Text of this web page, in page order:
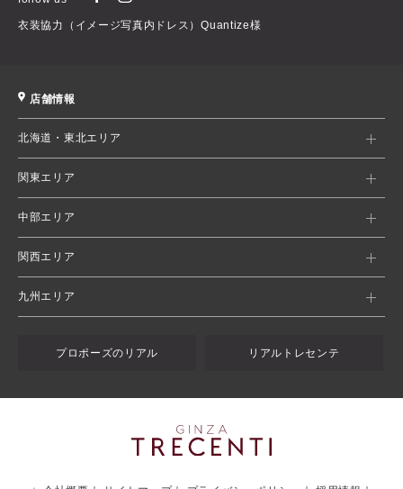
衣装協力（イメージ写真内ドレス）Quantize様
店舗情報
北海道・東北エリア
関東エリア
中部エリア
関西エリア
九州エリア
プロポーズのリアル リアルトレセンテ